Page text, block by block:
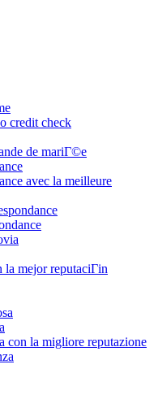
credit check
de mariГ©e
avec la meilleure
mejor reputaciГіn
con la migliore reputazione